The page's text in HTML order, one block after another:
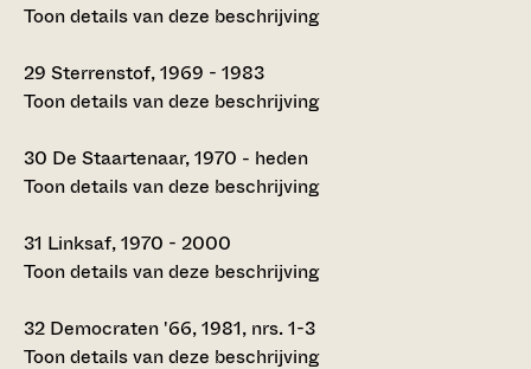
Toon details van deze beschrijving
29 Sterrenstof, 1969 - 1983
Toon details van deze beschrijving
30 De Staartenaar, 1970 - heden
Toon details van deze beschrijving
31 Linksaf, 1970 - 2000
Toon details van deze beschrijving
32 Democraten '66, 1981, nrs. 1-3
Toon details van deze beschrijving